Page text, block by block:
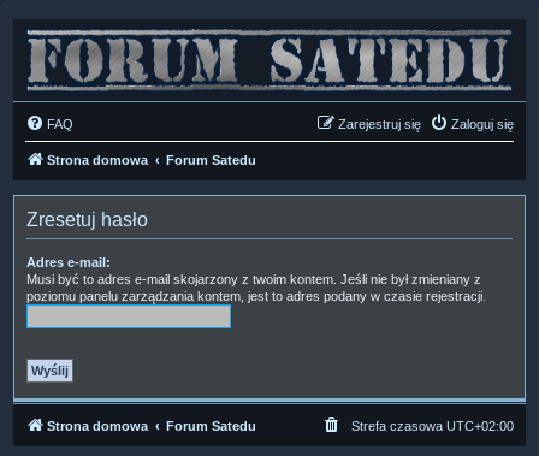
FAQ Zaloguj się
Zarejestruj się
Strona domowa Forum Satedu
Zresetuj hasło
Adres e-mail:
Musi być to adres e-mail skojarzony z twoim kontem. Jeśli nie był zmieniany z
poziomu panelu zarządzania kontem, jest to adres podany w czasie rejestracji.
Strona domowa Forum Satedu Strefa czasowa UTC+02:00